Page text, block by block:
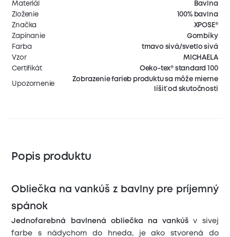
Materiál
Bavlna
Zloženie
100% bavlna
Značka
XPOSE®
Zapínanie
Gombíky
Farba
tmavo sivá/svetlo sivá
Vzor
MICHAELA
Certifikát
Oeko-tex® standard 100
Upozornenie
Zobrazenie farieb produktu sa môže mierne
líšiť od skutočnosti
Popis produktu
Obliečka na vankúš z bavlny pre príjemný
spánok
Jednofarebná bavlnená obliečka na vankúš v sivej
farbe s nádychom do hneda, je ako stvorená do